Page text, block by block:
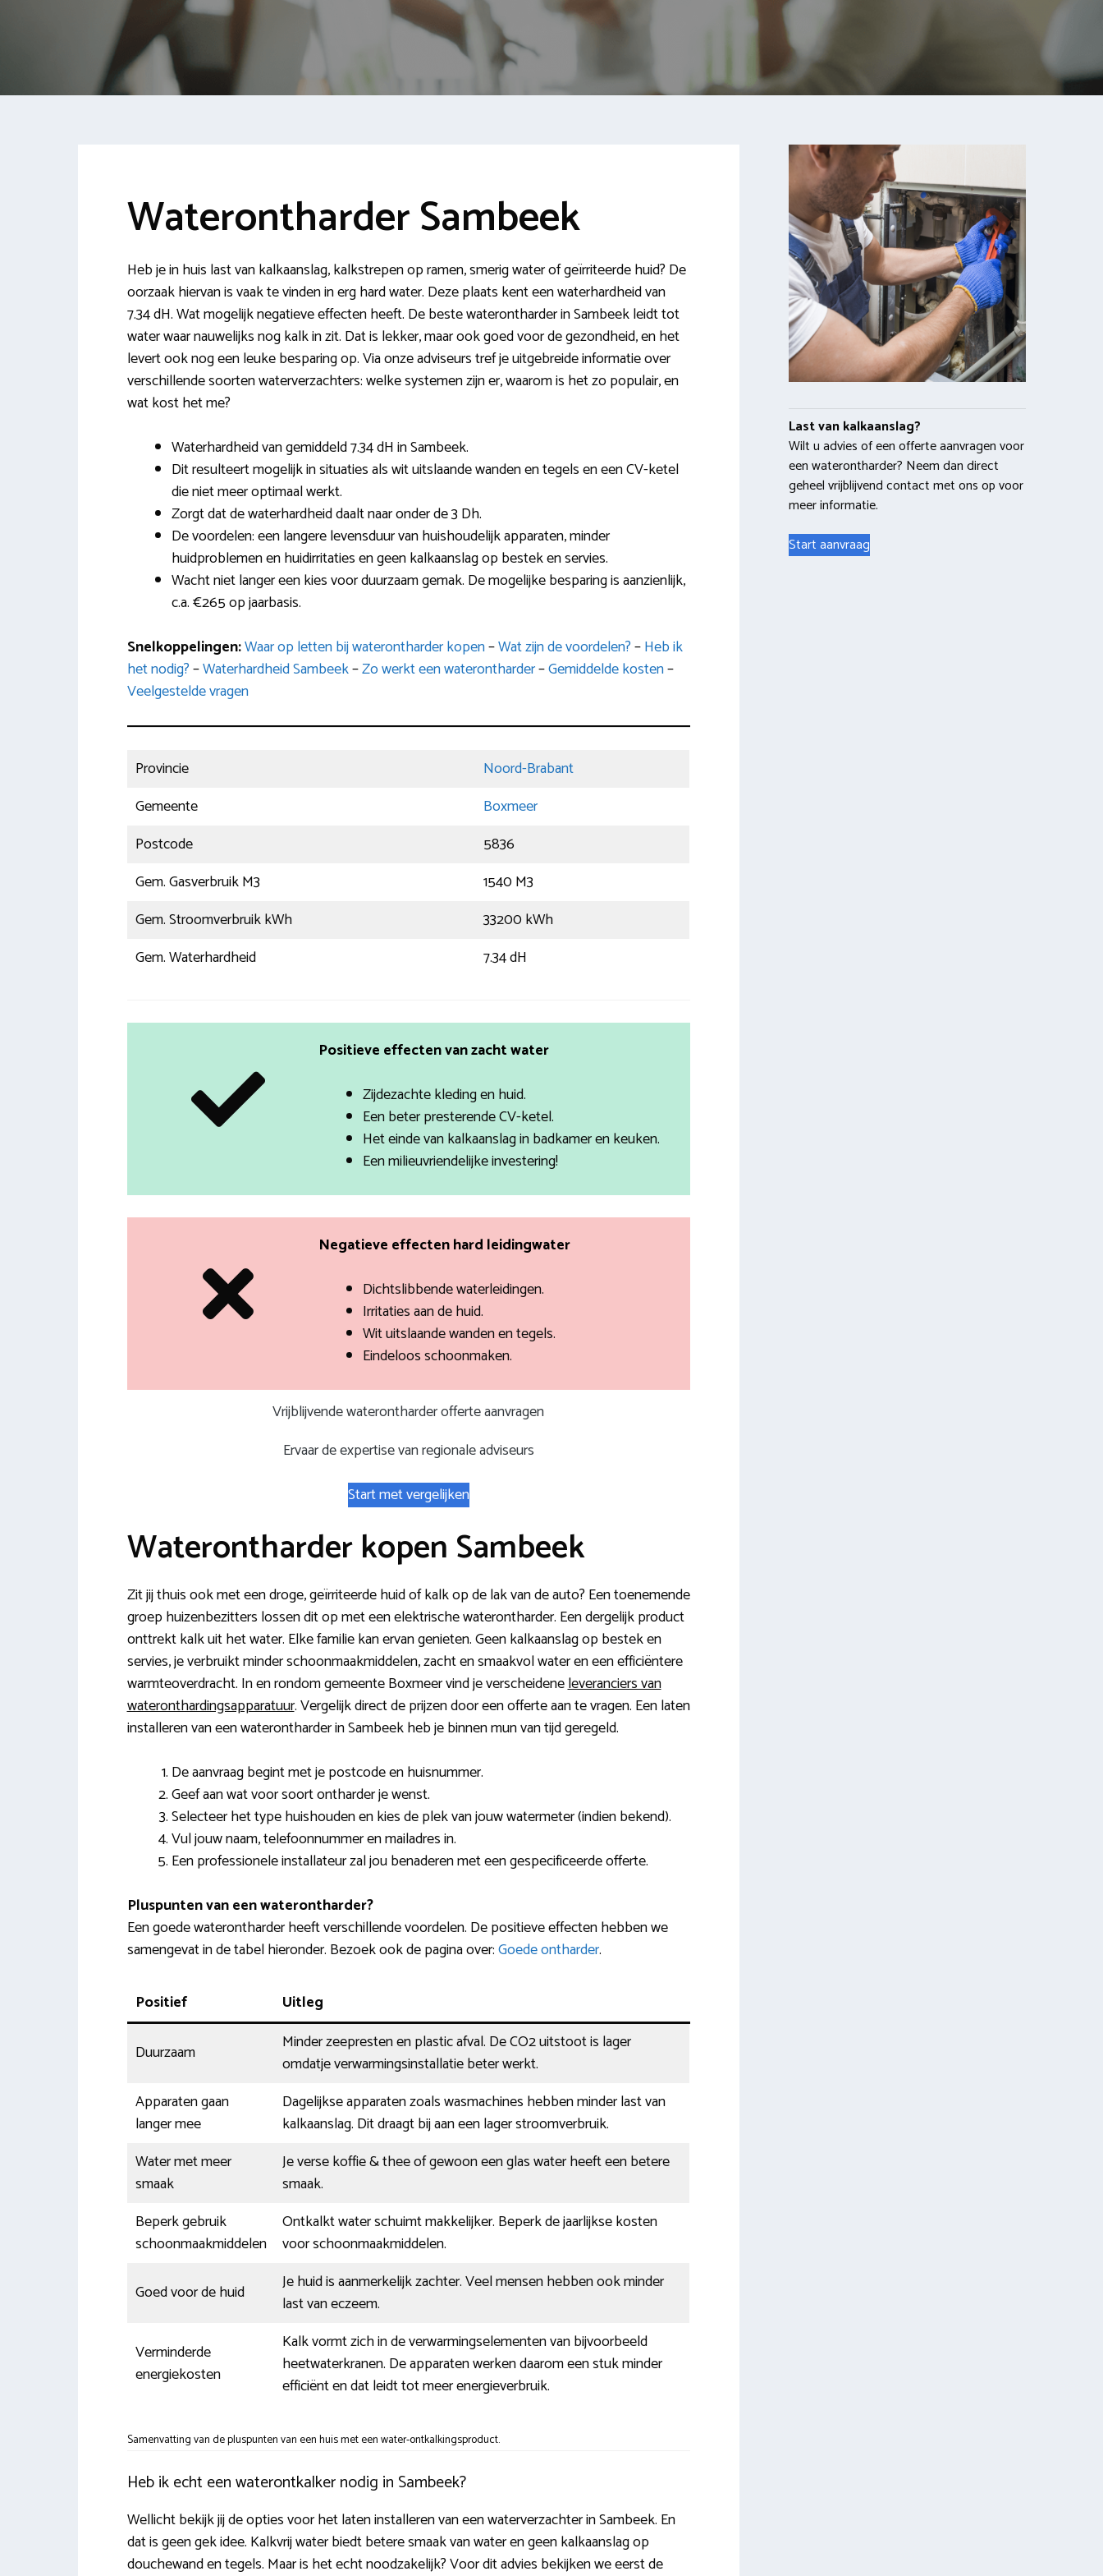
Waterontharder Sambeek
Heb je in huis last van kalkaanslag, kalkstrepen op ramen, smerig water of geïrriteerde huid? De
oorzaak hiervan is vaak te vinden in erg hard water. Deze plaats kent een waterhardheid van
7.34 dH. Wat mogelijk negatieve effecten heeft. De beste waterontharder in Sambeek leidt tot
water waar nauwelijks nog kalk in zit. Dat is lekker, maar ook goed voor de gezondheid, en het
levert ook nog een leuke besparing op. Via onze adviseurs tref je uitgebreide informatie over
verschillende soorten waterverzachters: welke systemen zijn er, waarom is het zo populair, en
wat kost het me?
Waterhardheid van gemiddeld 7.34 dH in Sambeek.
Dit resulteert mogelijk in situaties als wit uitslaande wanden en tegels en een CV-ketel
die niet meer optimaal werkt.
Zorgt dat de waterhardheid daalt naar onder de 3 Dh.
De voordelen: een langere levensduur van huishoudelijk apparaten, minder
huidproblemen en huidirritaties en geen kalkaanslag op bestek en servies.
Wacht niet langer een kies voor duurzaam gemak. De mogelijke besparing is aanzienlijk,
c.a. €265 op jaarbasis.
Snelkoppelingen:Waar op letten bij waterontharder kopen–Wat zijn de voordelen?–Heb ik
het nodig?–Waterhardheid Sambeek–Zo werkt een waterontharder–Gemiddelde kosten–
Veelgestelde vragen
Provincie
Noord-Brabant
Gemeente
Boxmeer
Postcode
5836
Gem. Gasverbruik M3
1540 M3
Gem. Stroomverbruik kWh
33200 kWh
Gem. Waterhardheid
7.34 dH
Positieve effecten van zacht water
Zijdezachte kleding en huid.
Een beter presterende CV-ketel.
Het einde van kalkaanslag in badkamer en keuken.
Een milieuvriendelijke investering!
Negatieve effecten hard leidingwater
Dichtslibbende waterleidingen.
Irritaties aan de huid.
Wit uitslaande wanden en tegels.
Eindeloos schoonmaken.
Vrijblijvende waterontharder offerte aanvragen
Ervaar de expertise van regionale adviseurs
Start met vergelijken
Waterontharder kopen Sambeek
Zit jij thuis ook met een droge, geïrriteerde huid of kalk op de lak van de auto? Een toenemende
groep huizenbezitters lossen dit op met een elektrische waterontharder. Een dergelijk product
onttrekt kalk uit het water. Elke familie kan ervan genieten. Geen kalkaanslag op bestek en
servies, je verbruikt minder schoonmaakmiddelen, zacht en smaakvol water en een efficiëntere
warmteoverdracht. In en rondom gemeente Boxmeer vind je verscheideneleveranciers van
wateronthardingsapparatuur. Vergelijk direct de prijzen door een offerte aan te vragen. Een laten
installeren van een waterontharder in Sambeek heb je binnen mun van tijd geregeld.
De aanvraag begint met je postcode en huisnummer.
Geef aan wat voor soort ontharder je wenst.
Selecteer het type huishouden en kies de plek van jouw watermeter (indien bekend).
Vul jouw naam, telefoonnummer en mailadres in.
Een professionele installateur zal jou benaderen met een gespecificeerde offerte.
Pluspunten van een waterontharder?
Een goede waterontharder heeft verschillende voordelen. De positieve effecten hebben we
samengevat in de tabel hieronder. Bezoek ook de pagina over:Goede ontharder.
Positief Uitleg
Duurzaam
Minder zeepresten en plastic afval. De CO2 uitstoot is lager
omdatje verwarmingsinstallatie beter werkt.
Apparaten gaan
langer mee
Dagelijkse apparaten zoals wasmachines hebben minder last van
kalkaanslag. Dit draagt bij aan een lager stroomverbruik.
Water met meer
smaak
Je verse koffie & thee of gewoon een glas water heeft een betere
smaak.
Beperk gebruik
schoonmaakmiddelen
Ontkalkt water schuimt makkelijker. Beperk de jaarlijkse kosten
voor schoonmaakmiddelen.
Goed voor de huid
Je huid is aanmerkelijk zachter. Veel mensen hebben ook minder
last van eczeem.
Verminderde
energiekosten
Kalk vormt zich in de verwarmingselementen van bijvoorbeeld
heetwaterkranen. De apparaten werken daarom een stuk minder
efficiënt en dat leidt tot meer energieverbruik.
Samenvatting van de pluspunten van een huis met een water-ontkalkingsproduct.
Heb ik echt een waterontkalker nodig in Sambeek?
Wellicht bekijk jij de opties voor het laten installeren van een waterverzachter in Sambeek. En
dat is geen gek idee. Kalkvrij water biedt betere smaak van water en geen kalkaanslag op
douchewand en tegels. Maar is het echt noodzakelijk? Voor dit advies bekijken we eerst de
Last van kalkaanslag?
Wilt u advies of een offerte aanvragen voor
een waterontharder? Neem dan direct
geheel vrijblijvend contact met ons op voor
meer informatie.
Start aanvraag